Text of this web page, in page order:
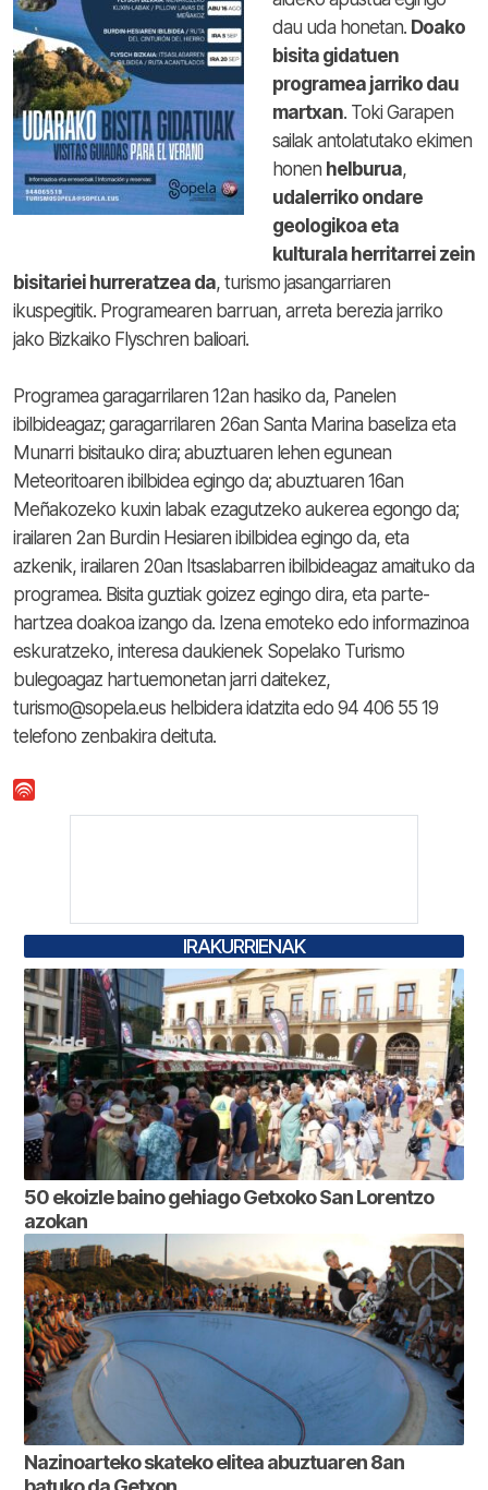
dau uda honetan. Doako
bisita gidatuen
programea jarriko dau
martxan. Toki Garapen
sailak antolatutako ekimen
honen helburua,
udalerriko ondare
geologikoa eta
kulturala herritarrei zein
bisitariei hurreratzea da, turismo jasangarriaren
ikuspegitik. Programearen barruan, arreta berezia jarriko
jako Bizkaiko Flyschren balioari.
Programea garagarrilaren 12an hasiko da, Panelen
ibilbideagaz; garagarrilaren 26an Santa Marina baseliza eta
Munarri bisitauko dira; abuztuaren lehen egunean
Meteoritoaren ibilbidea egingo da; abuztuaren 16an
Meñakozeko kuxin labak ezagutzeko aukerea egongo da;
irailaren 2an Burdin Hesiaren ibilbidea egingo da, eta
azkenik, irailaren 20an Itsaslabarren ibilbideagaz amaituko da
programea. Bisita guztiak goizez egingo dira, eta parte-
hartzea doakoa izango da. Izena emoteko edo informazinoa
eskuratzeko, interesa daukienek Sopelako Turismo
bulegoagaz hartuemonetan jarri daitekez,
turismo@sopela.eus helbidera idatzita edo 94 406 55 19
telefono zenbakira deituta.
IRAKURRIENAK
50 ekoizle baino gehiago Getxoko San Lorentzo
azokan
Nazinoarteko skateko elitea abuztuaren 8an